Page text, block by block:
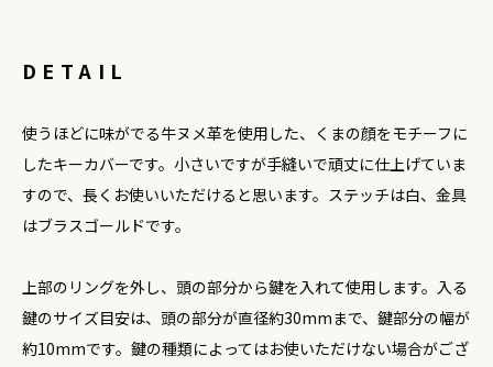
DETAIL
使うほどに味がでる牛ヌメ革を使用した、くまの顔をモチーフに
したキーカバーです。小さいですが手縫いで頑丈に仕上げていま
すので、長くお使いいただけると思います。ステッチは白、金具
はブラスゴールドです。
上部のリングを外し、頭の部分から鍵を入れて使用します。入る
鍵のサイズ目安は、頭の部分が直径約30mmまで、鍵部分の幅が
約10mmです。鍵の種類によってはお使いただけない場合がござ